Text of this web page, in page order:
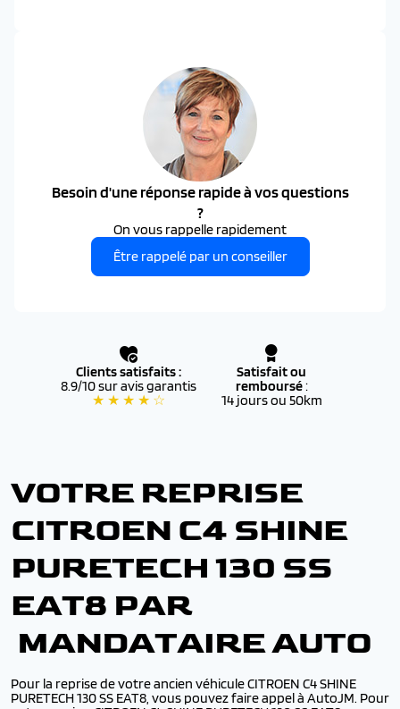
Besoin d'une réponse rapide à vos questions
?
On vous rappelle rapidement
Être rappelé par un conseiller
Clients satisfaits :
8.9/10 sur avis garantis
★ ★ ★ ★ ☆
Satisfait ou
remboursé:
14 jours ou 50km
VOTRE REPRISE
CITROEN C4 SHINE
PURETECH 130 SS
EAT8 PAR
MANDATAIRE AUTO
Pour la reprise de votre ancien véhicule CITROEN C4 SHINE
PURETECH 130 SS EAT8, vous pouvez faire appel à AutoJM. Pour